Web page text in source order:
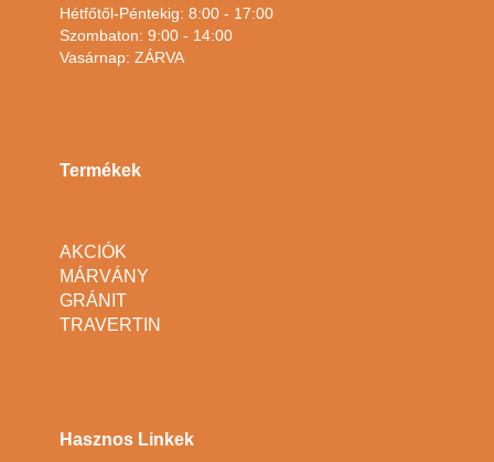
Hétfőtől-Péntekig: 8:00 - 17:00
Szombaton: 9:00 - 14:00
Vasárnap: ZÁRVA
Termékek
AKCIÓK
MÁRVÁNY
GRÁNIT
TRAVERTIN
Hasznos Linkek